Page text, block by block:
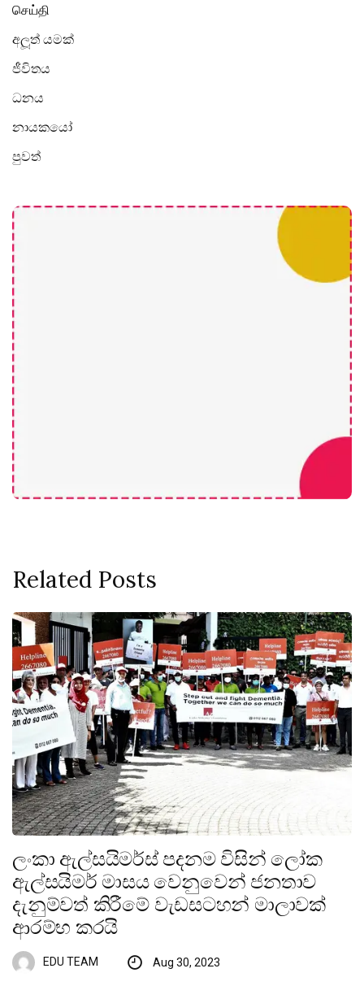
செய்தி
අලූත් යමක්
ජීවිතය
ධනය
නායකයෝ
පුවත්
Related Posts
ලංකා ඇල්සයිමර්ස් පදනම විසින් ලෝක
ඇල්සයිමර් මාසය වෙනුවෙන් ජනතාව
දැනුම්වත් කිරීමේ වැඩසටහන් මාලාවක්
ආරම්භ කරයි
EDU TEAM Aug 30, 2023